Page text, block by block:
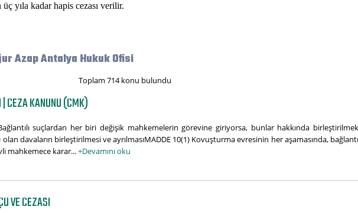
yıla kadar hapis cezası verilir.
Azap Antalya Hukuk Ofisi
Toplam 714 konu bulundu
CEZA KANUNU (CMK)
Bağlantılı suçlardan her biri değişik mahkemelerin görevine giriyorsa, bunlar hakkında
davaların birleştirilmesi ve ayrılmasıMADDE 10(1) Kovuşturma evresinin her aşamasında,
mahkemece karar...+Devamını oku
VE CEZASI